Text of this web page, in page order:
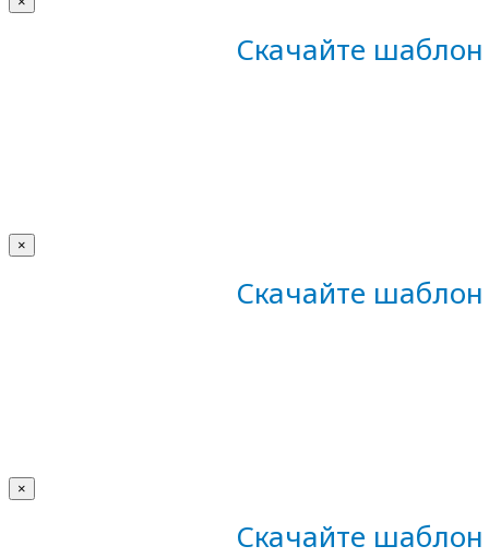
Скачайте
×
Скачайте
×
Скачайте